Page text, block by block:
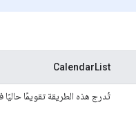
CalendarList
تُدرج هذه الطريقة تقويمًا حاليًا